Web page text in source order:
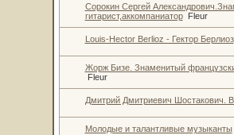
Сорокин Сергей
гитарист,аккомпаниатор
Fleur
Louis-Hector Berlioz - Гектор Берлиоз
Жорж Бизе. Знаменитый
Fleur
Дмитрий Дмитриевич Шостакович.
Молодые и талантливые музыканты